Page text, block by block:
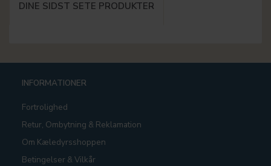
DINE SIDST SETE PRODUKTER
INFORMATIONER
Fortrolighed
Retur, Ombytning & Reklamation
Om Kæledyrsshoppen
Betingelser & Vilkår